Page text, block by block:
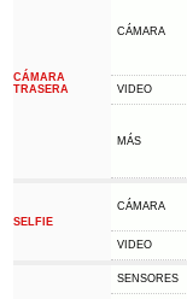
CÁMARA
TRASERA
CÁMARA
VIDEO
MÁS
SELFIE
CÁMARA
VIDEO
SENSORES